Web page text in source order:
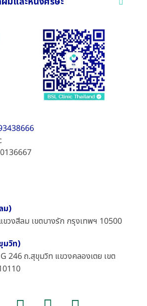
ม)
วงสีลม เขตบางรัก กรุงเทพฯ 10500
มวิท)
246 ถ.สุขุมวิท แขวงคลองเตย เขต